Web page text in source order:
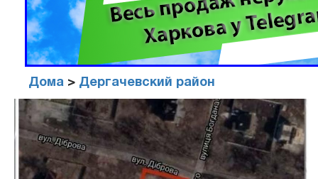
Дома > Дергачевский район
Агенство
недвижимости
"Аверс"